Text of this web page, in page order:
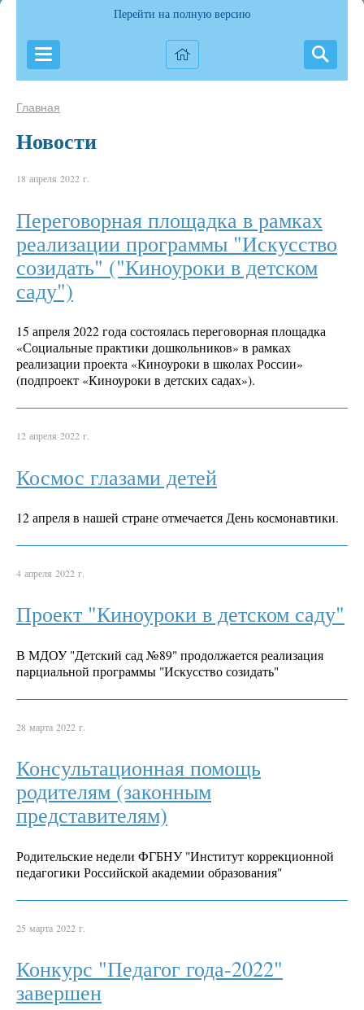
Перейти на полную версию
Главная
Новости
18 апреля 2022 г.
Переговорная площадка в рамках
реализации программы "Искусство
созидать" ("Киноуроки в детском
саду")
15 апреля 2022 года состоялась переговорная площадка
«Социальные практики дошкольников» в рамках
реализации проекта «Киноуроки в школах России»
(подпроект «Киноуроки в детских садах»).
12 апреля 2022 г.
Космос глазами детей
12 апреля в нашей стране отмечается День космонавтики.
4 апреля 2022 г.
Проект "Киноуроки в детском саду"
В МДОУ "Детский сад №89" продолжается реализация
парциальной программы "Искусство созидать"
28 марта 2022 г.
Консультационная помощь
родителям (законным
представителям)
Родительские недели ФГБНУ "Институт коррекционной
педагогики Российской академии образования"
25 марта 2022 г.
Конкурс "Педагог года-2022"
завершен